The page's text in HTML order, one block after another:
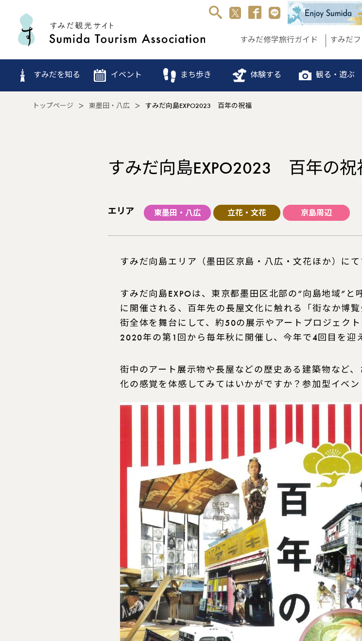
すみだ修学旅行ガイド すみだフ
すみだを知る イベント まち歩き 体験する 観る・遊ぶ
トップページ 東墨田・八広 すみだ向島EXPO2023 百年の祝福
すみだ向島EXPO2023 百年の祝
エリア 東墨田・八広 立花・文花 京島周辺
すみだ向島エリア（墨田区京島・八広・文花ほか）にて
すみだ向島EXPOは、東京都墨田区北部の“向島地域”
に開催される、百年先の長屋文化に触れる「街なか博覧
街全体を舞台にして、約50の展示やアートプロジェクト
2020年の第1回から毎年秋に開催し、今年で4回目を迎
街中のアート展示物や長屋などの歴史ある建築物など
化の感覚を体感してみてはいかがですか？参加型イベン